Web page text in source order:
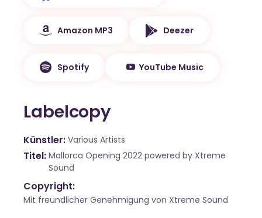
Amazon MP3 Deezer
Spotify YouTube Music
Labelcopy
Künstler Various Artists
Titel Mallorca Opening 2022 powered by Xtreme
Sound
Copyright:
Mit freundlicher Genehmigung von Xtreme Sound